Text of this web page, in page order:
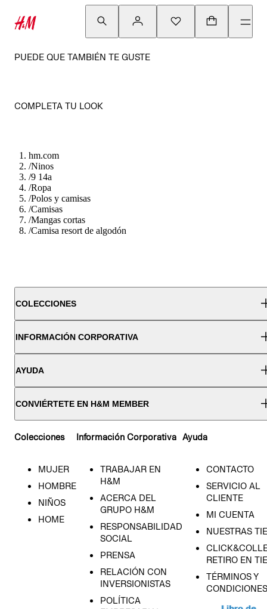
PUEDE QUE TAMBIÉN TE GUSTE
COMPLETA TU LOOK
hm.com
/Ninos
/9 14a
/Ropa
/Polos y camisas
/Camisas
/Mangas cortas
/Camisa resort de algodón
COLECCIONES
INFORMACIÓN CORPORATIVA
AYUDA
CONVIÉRTETE EN H&M MEMBER
Colecciones
MUJER
HOMBRE
NIÑOS
HOME
Información Corporativa
TRABAJAR EN
H&M
ACERCA DEL
GRUPO H&M
RESPONSABILIDAD
SOCIAL
PRENSA
RELACIÓN CON
INVERSIONISTAS
POLÍTICA
Ayuda
CONTACTO
SERVICIO AL
CLIENTE
MI CUENTA
NUESTRAS
RETIRO EN
TÉRMINOS Y
CONDICIONES